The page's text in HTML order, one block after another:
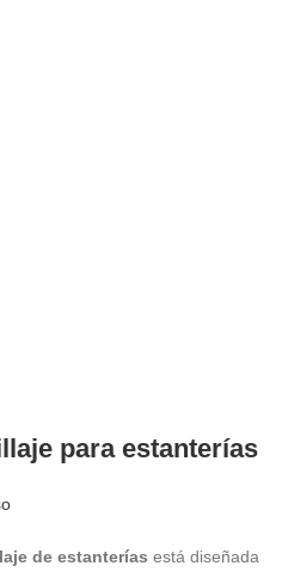
para estanterías
de estanterías está diseñada